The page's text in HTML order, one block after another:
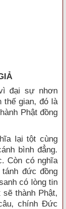
đại sự nhơn
thế gian, đó là
Phật đồng
lại tột cùng
bình đẳng.
Còn có nghĩa
đức đồng
có lòng tin
thành Phật,
chính Đức